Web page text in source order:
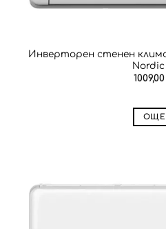
Инверторен стенен
Nordic
1009,00
ОЩЕ